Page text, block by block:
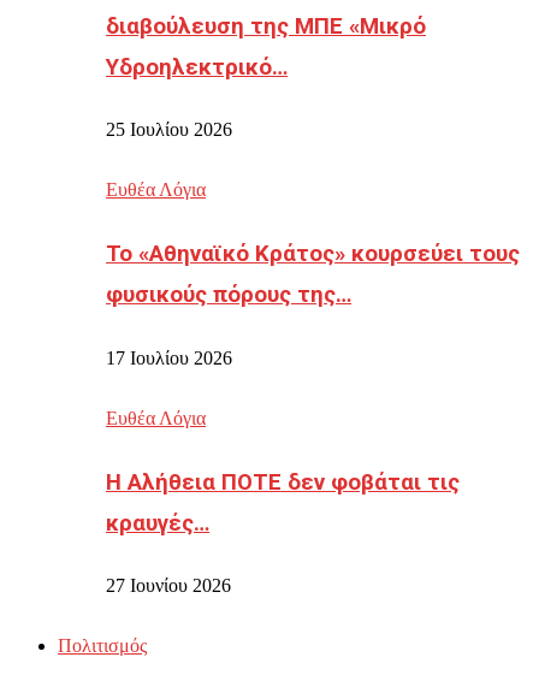
διαβούλευση της ΜΠΕ «Μικρό
Υδροηλεκτρικό…
25 Ιουλίου 2026
Ευθέα Λόγια
Το «Αθηναϊκό Κράτος» κουρσεύει τους
φυσικούς πόρους της…
17 Ιουλίου 2026
Ευθέα Λόγια
Η Αλήθεια ΠΟΤΕ δεν φοβάται τις
κραυγές…
27 Ιουνίου 2026
Πολιτισμός